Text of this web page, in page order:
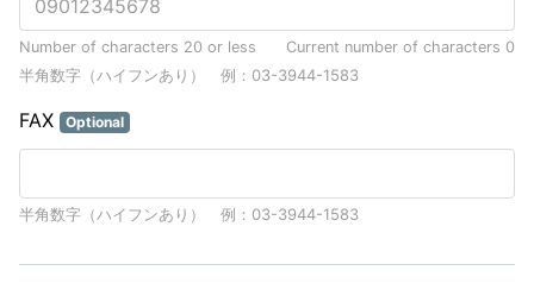
Number of characters 20 or less Current number of characters 0
半角数字（ハイフンあり） 例：03-3944-1583
FAX Optional
半角数字（ハイフンあり） 例：03-3944-1583